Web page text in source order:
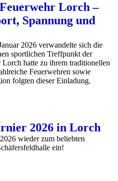
Lorch –
Spannung und
2026 verwandelte sich die
sportlichen Treffpunkt der
hatte zu ihrem traditionellen
Feuerwehren sowie
folgten dieser Einladung.
2026 in Lorch
wieder zum beliebten
ein!